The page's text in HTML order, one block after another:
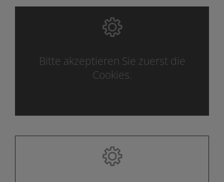
Bitte akzeptieren Sie zuerst die
Cookies.